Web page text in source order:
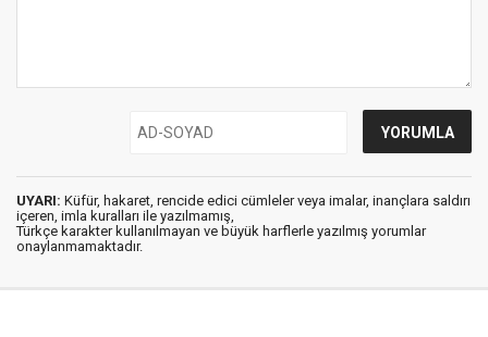
UYARI: Küfür, hakaret, rencide edici cümleler veya imalar, inançlara saldırı
içeren, imla kuralları ile yazılmamış,
Türkçe karakter kullanılmayan ve büyük harflerle yazılmış yorumlar
onaylanmamaktadır.